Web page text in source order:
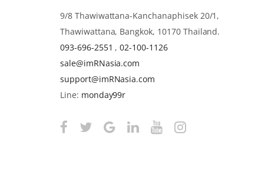
9/8 Thawiwattana-Kanchanaphisek 20/1,
Thawiwattana, Bangkok, 10170 Thailand.
093-696-2551 ,02-100-1126
sale@imRNasia.com
support@imRNasia.com
Line: monday99r